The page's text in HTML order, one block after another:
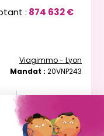
: 874 632 €
Viagimmo - Lyon
Mandat : 20VNP243